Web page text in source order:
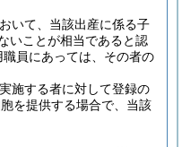
いて、当該出産に係る子
いことが相当であると認
員にあっては、その者の
施する者に対して登録の
を提供する場合で、当該